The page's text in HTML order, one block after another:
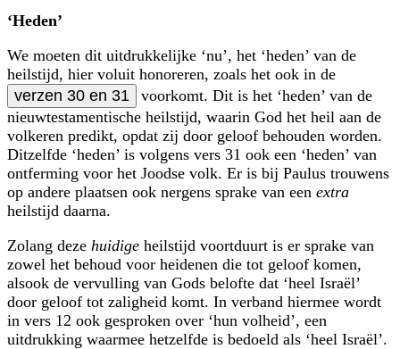
‘Heden’
We moeten dit uitdrukkelijke ‘nu’, het ‘heden’ van de
heilstijd, hier voluit honoreren, zoals het ook in de
verzen 30 en 31
voorkomt. Dit is het ‘heden’ van de
nieuwtestamentische heilstijd, waarin God het heil aan de
volkeren predikt, opdat zij door geloof behouden worden.
Ditzelfde ‘heden’ is volgens vers 31 ook een ‘heden’ van
ontferming voor het Joodse volk. Er is bij Paulus trouwens
op andere plaatsen ook nergens sprake van een extra
heilstijd daarna.
Zolang deze huidige heilstijd voortduurt is er sprake van
zowel het behoud voor heidenen die tot geloof komen,
alsook de vervulling van Gods belofte dat ‘heel Israël’
door geloof tot zaligheid komt. In verband hiermee wordt
in vers 12 ook gesproken over ‘hun volheid’, een
uitdrukking waarmee hetzelfde is bedoeld als ‘heel Israël’.